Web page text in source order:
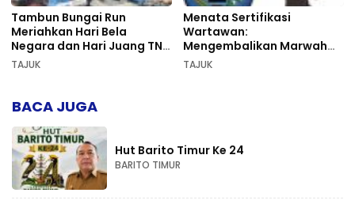
Tambun Bungai Run
Meriahkan Hari Bela
Negara dan Hari Juang TNI
AD di Palangka Raya
TAJUK
Menata Sertifikasi
Wartawan:
Mengembalikan Marwah
Pers dan Keadilan
TAJUK
BACA JUGA
Hut Barito Timur Ke 24
BARITO TIMUR